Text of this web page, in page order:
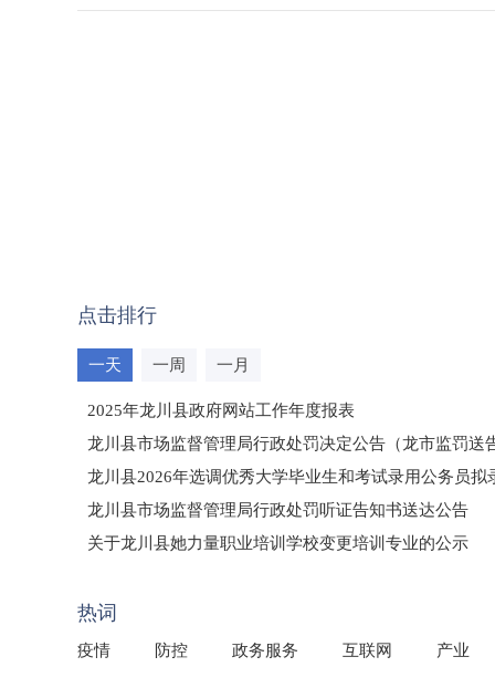
点击排行
一天 一周 一月
2025年龙川县政府网站工作年度报表
龙川县市场监督管理局行政处罚决定公告（龙市监罚送
龙川县2026年选调优秀大学毕业生和考试录用公务员拟
龙川县市场监督管理局行政处罚听证告知书送达公告
（龙市监罚送告〔2026〕71号）
关于龙川县她力量职业培训学校变更培训专业的公示
热词
疫情 防控 政务服务 互联网 产业